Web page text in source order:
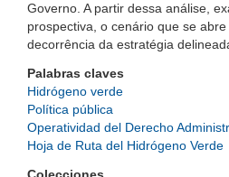
Governo. A partir dessa análise,
prospectiva, o cenário que se
decorrência da estratégia
Palabras claves
Hidrógeno verde
Política pública
Operatividad del Derecho
Hoja de Ruta del Hidrógeno Verde